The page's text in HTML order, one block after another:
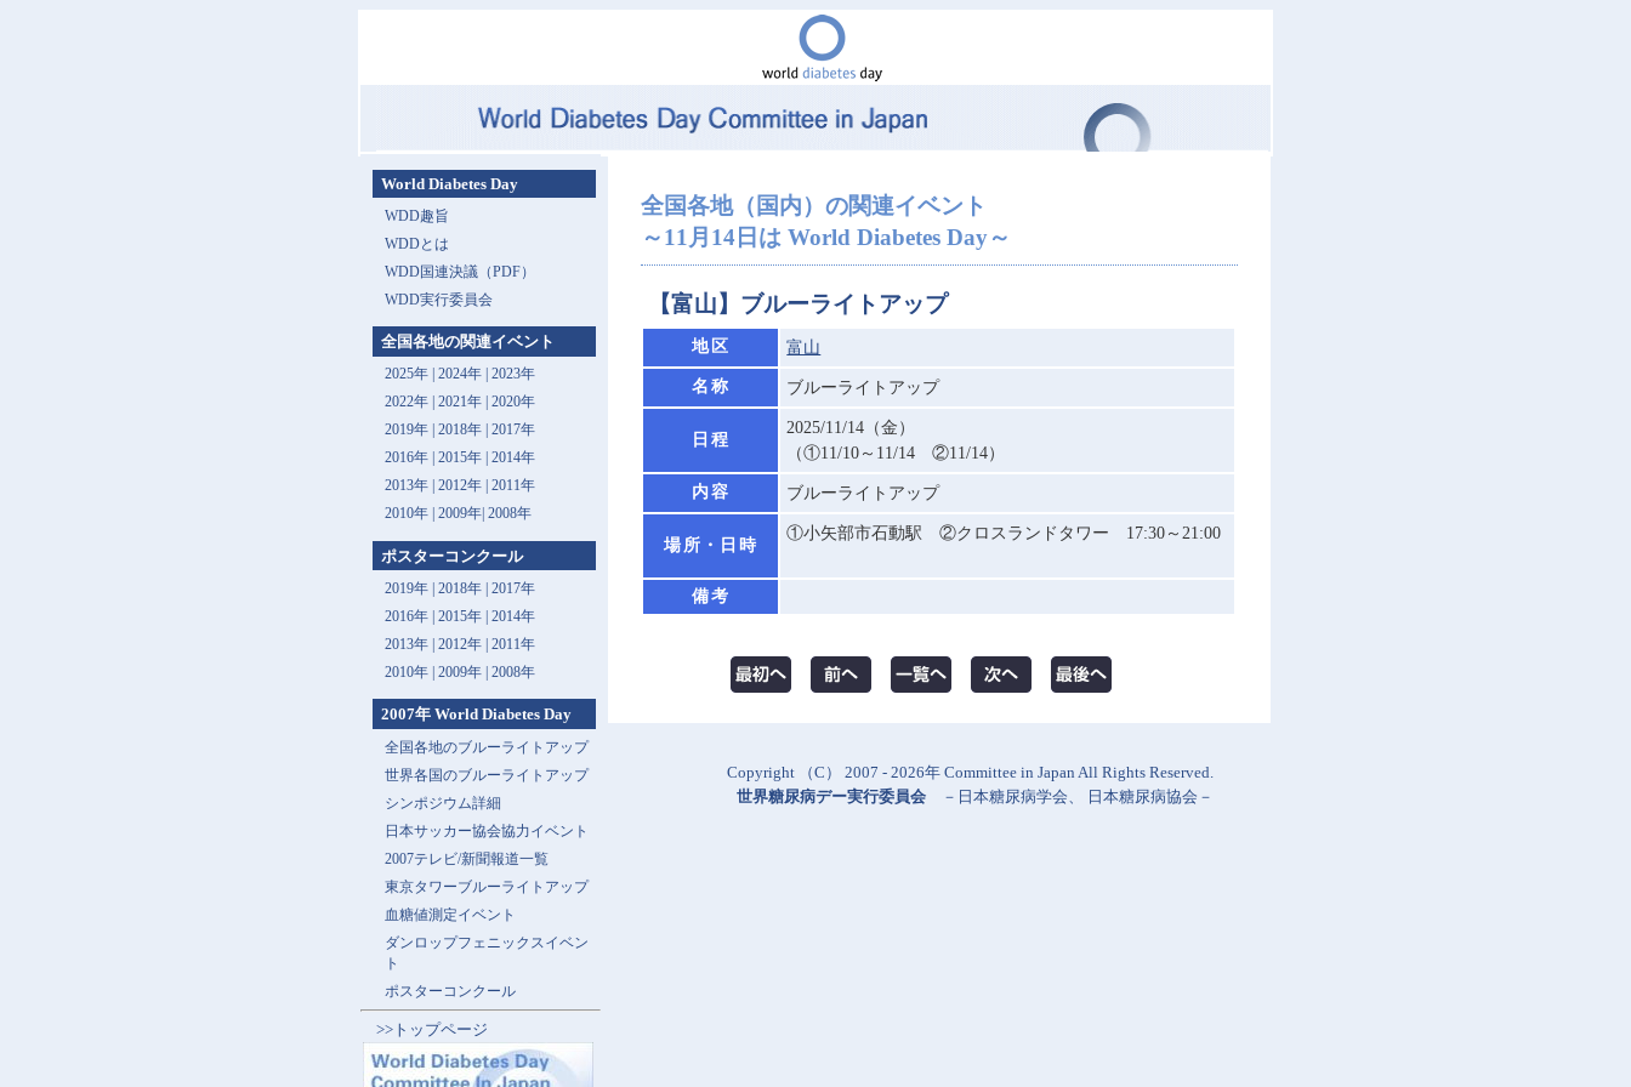
全国各地（国内）の関連イベント
～11月14日は World Diabetes Day～
【富山】ブルーライトアップ
地区 富山
名称 ブルーライトアップ
日程
2025/11/14（金）
（①11/10～11/14 ②11/14）
内容 ブルーライトアップ
場所・日時
①小矢部市石動駅 ②クロスランドタワー 17:30～21:00
備考
World Diabetes Day
WDD趣旨
WDDとは
WDD国連決議（PDF）
WDD実行委員会
全国各地の関連イベント
2025年| 2024年| 2023年
2022年| 2021年| 2020年
2019年| 2018年| 2017年
2016年| 2015年| 2014年
2013年 | 2012年| 2011年
2010年| 2009年| 2008年
ポスターコンクール
2019年 | 2018年 | 2017年
2016年 | 2015年 | 2014年
2013年 | 2012年 | 2011年
2010年 | 2009年 | 2008年
2007年 World Diabetes Day
全国各地のブルーライトアップ
世界各国のブルーライトアップ
シンポジウム詳細
日本サッカー協会協力イベント
2007テレビ/新聞報道一覧
東京タワーブルーライトアップ
血糖値測定イベント
ダンロップフェニックスイベン
ト
ポスターコンクール
>>トップページ
Copyright （C） 2007 - 2026年 Committee in Japan All Rights Reserved.
世界糖尿病デー実行委員会 － 日本糖尿病学会、 日本糖尿病協会 －